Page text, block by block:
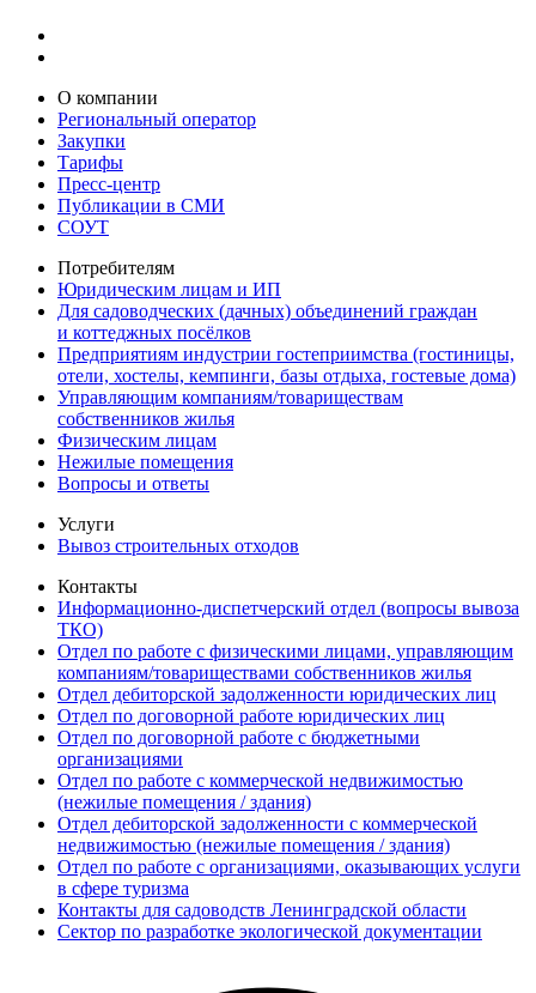
О компании
Региональный оператор
Закупки
Тарифы
Пресс-центр
Публикации в СМИ
СОУТ
Потребителям
Юридическим лицам и ИП
Для садоводческих (дачных) объединений граждан
и коттеджных посёлков
Предприятиям индустрии гостеприимства (гостиницы,
отели, хостелы, кемпинги, базы отдыха, гостевые дома)
Управляющим компаниям/товариществам
собственников жилья
Физическим лицам
Нежилые помещения
Вопросы и ответы
Услуги
Вывоз строительных отходов
Контакты
Информационно-диспетчерский отдел (вопросы вывоза
ТКО)
Отдел по работе с физическими лицами, управляющим
компаниям/товариществами собственников жилья
Отдел дебиторской задолженности юридических лиц
Отдел по договорной работе юридических лиц
Отдел по договорной работе с бюджетными
организациями
Отдел по работе с коммерческой недвижимостью
(нежилые помещения / здания)
Отдел дебиторской задолженности с коммерческой
недвижимостью (нежилые помещения / здания)
Отдел по работе с организациями, оказывающих услуги
в сфере туризма
Контакты для садоводств Ленинградской области
Сектор по разработке экологической документации